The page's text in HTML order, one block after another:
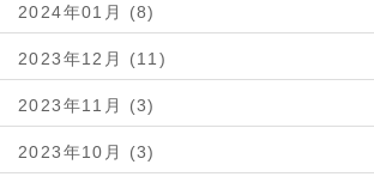
2024年01月 (8)
2023年12月 (11)
2023年11月 (3)
2023年10月 (3)